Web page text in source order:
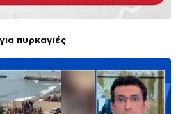
πυρκαγιές